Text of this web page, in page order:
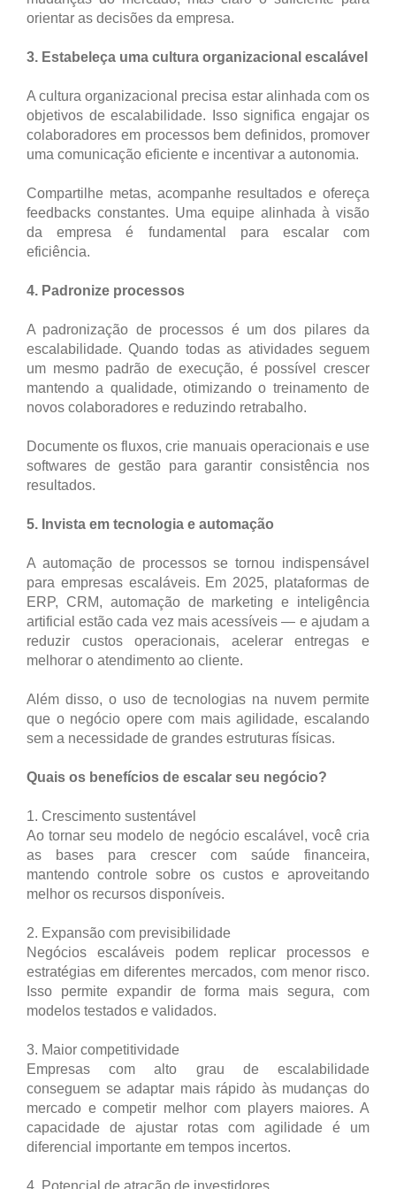
orientar as decisões da empresa.
3. Estabeleça uma cultura organizacional escalável
A cultura organizacional precisa estar alinhada com os
objetivos de escalabilidade. Isso significa engajar os
colaboradores em processos bem definidos, promover
uma comunicação eficiente e incentivar a autonomia.
Compartilhe metas, acompanhe resultados e ofereça
feedbacks constantes. Uma equipe alinhada à visão
da empresa é fundamental para escalar com
eficiência.
4. Padronize processos
A padronização de processos é um dos pilares da
escalabilidade. Quando todas as atividades seguem
um mesmo padrão de execução, é possível crescer
mantendo a qualidade, otimizando o treinamento de
novos colaboradores e reduzindo retrabalho.
Documente os fluxos, crie manuais operacionais e use
softwares de gestão para garantir consistência nos
resultados.
5. Invista em tecnologia e automação
A automação de processos se tornou indispensável
para empresas escaláveis. Em 2025, plataformas de
ERP, CRM, automação de marketing e inteligência
artificial estão cada vez mais acessíveis — e ajudam a
reduzir custos operacionais, acelerar entregas e
melhorar o atendimento ao cliente.
Além disso, o uso de tecnologias na nuvem permite
que o negócio opere com mais agilidade, escalando
sem a necessidade de grandes estruturas físicas.
Quais os benefícios de escalar seu negócio?
1. Crescimento sustentável
Ao tornar seu modelo de negócio escalável, você cria
as bases para crescer com saúde financeira,
mantendo controle sobre os custos e aproveitando
melhor os recursos disponíveis.
2. Expansão com previsibilidade
Negócios escaláveis podem replicar processos e
estratégias em diferentes mercados, com menor risco.
Isso permite expandir de forma mais segura, com
modelos testados e validados.
3. Maior competitividade
Empresas com alto grau de escalabilidade
conseguem se adaptar mais rápido às mudanças do
mercado e competir melhor com players maiores. A
capacidade de ajustar rotas com agilidade é um
diferencial importante em tempos incertos.
4. Potencial de atração de investidores